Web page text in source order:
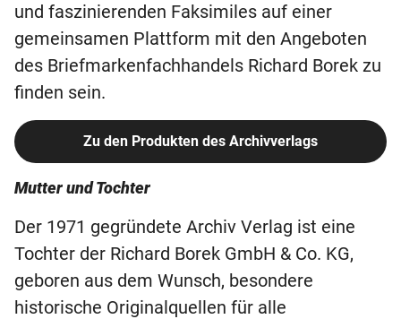
und faszinierenden Faksimiles auf einer
gemeinsamen Plattform mit den Angeboten
des Briefmarkenfachhandels Richard Borek zu
finden sein.
Zu den Produkten des Archivverlags
Mutter und Tochter
Der 1971 gegründete Archiv Verlag ist eine
Tochter der Richard Borek GmbH & Co. KG,
geboren aus dem Wunsch, besondere
historische Originalquellen für alle